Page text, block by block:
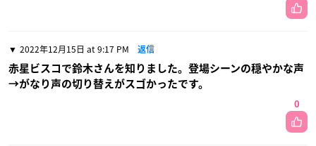
2022年12月15日 at 9:17 PM 返信
赤星ビスコで鈴木さんを知りました。登場シーンの穏やかな声
→がなり声の切り替えがスゴかったです。
0